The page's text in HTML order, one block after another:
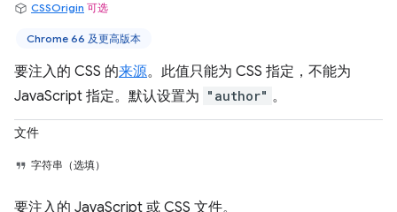
CSSOrigin 可选
Chrome 66 及更高版本
要注入的 CSS 的来源。此值只能为 CSS 指定，不能为
JavaScript 指定。默认设置为 "author" 。
文件
字符串（选填）
要注入的 JavaScript 或 CSS 文件。